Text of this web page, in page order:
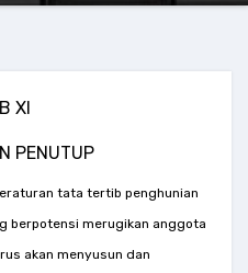
XI
PENUTUP
tata tertib penghunian
berpotensi merugikan anggota
akan menyusun dan